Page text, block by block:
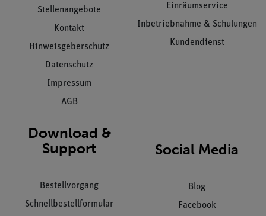
Stellenangebote
Kontakt
Hinweisgeberschutz
Datenschutz
Impressum
AGB
Einräumservice
Inbetriebnahme & Schulungen
Kundendienst
Download &
Support
Bestellvorgang
Schnellbestellformular
Social Media
Blog
Facebook